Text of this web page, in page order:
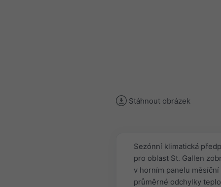
Stáhnout obrázek
Sezónní klimatická
pro oblast St. Gallen
v horním panelu měsíční
průměrné odchylky